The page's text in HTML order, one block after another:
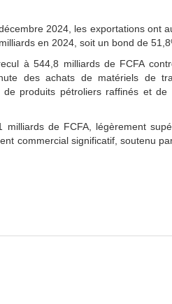
2024, les exportations ont
en 2024, soit un bond de
à 544,8 milliards de FCFA
des achats de matériels de
produits pétroliers raffinés et de
milliards de FCFA, légèrement
commercial significatif, soutenu